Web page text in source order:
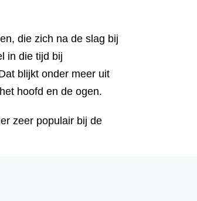
die zich na de slag bij
in die tijd bij
blijkt onder meer uit
hoofd en de ogen.
zeer populair bij de